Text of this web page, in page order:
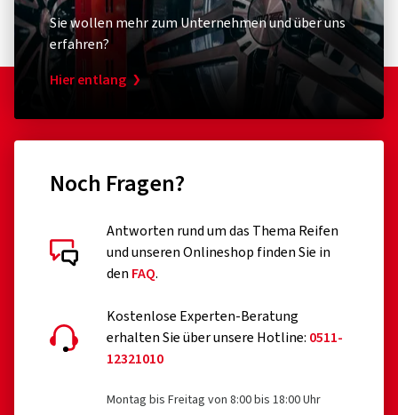
Sie wollen mehr zum Unternehmen und über uns
erfahren?
Hier entlang
Noch Fragen?
Antworten rund um das Thema Reifen
und unseren Onlineshop finden Sie in
den FAQ.
Kostenlose Experten-Beratung
erhalten Sie über unsere Hotline: 0511-
12321010
Montag bis Freitag von 8:00 bis 18:00 Uhr